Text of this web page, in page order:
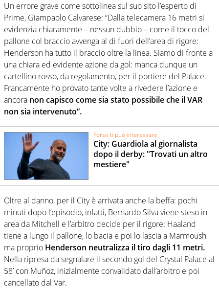
Un errore grave come sottolinea sul suo sito l’esperto di
Prime, Giampaolo Calvarese: “Dalla telecamera 16 metri si
evidenzia chiaramente – nessun dubbio – come il tocco del
pallone col braccio avvenga al di fuori dell’area di rigore:
Henderson ha tutto il braccio oltre la linea. Siamo di fronte a
una chiara ed evidente azione da gol: manca dunque un
cartellino rosso, da regolamento, per il portiere del Palace.
Francamente ho provato tante volte a rivedere l’azione e
ancora non capisco come sia stato possibile che il VAR
non sia intervenuto”.
Forse ti può interessare
City: Guardiola al giornalista
dopo il derby: "Trovati un altro
mestiere"
Oltre al danno, per il City è arrivata anche la beffa: pochi
minuti dopo l’episodio, infatti, Bernardo Silva viene steso in
area da Mitchell e l’arbitro decide per il rigore: Haaland
tiene a lungo il pallone, lo bacia e poi lo lascia a Marmoush
ma proprio Henderson neutralizza il tiro dagli 11 metri.
Nella ripresa da segnalare il secondo gol del Crystal Palace al
58’ con Muñoz, inizialmente convalidato dall’arbitro e poi
cancellato dal Var.